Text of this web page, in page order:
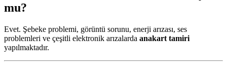
mu?
Evet. Şebeke problemi, görüntü sorunu, enerji arızası, ses
problemleri ve çeşitli elektronik arızalarda anakart tamiri
yapılmaktadır.